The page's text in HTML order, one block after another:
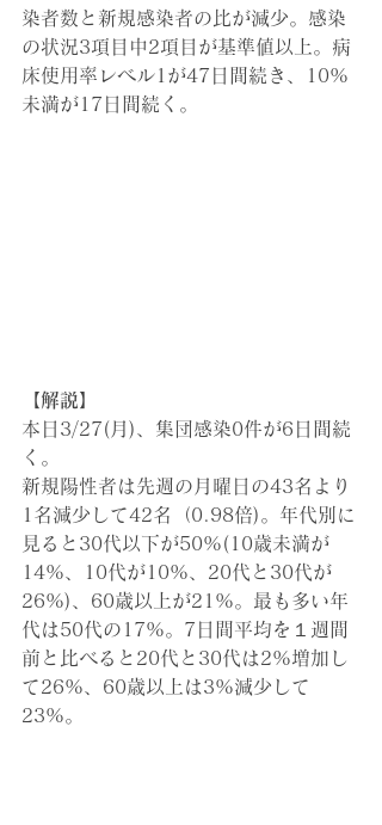
染者数と新規感染者の比が減少。感染
の状況3項目中2項目が基準値以上。病
床使用率レベル1が47日間続き、10%
未満が17日間続く。
【解説】
本日3/27(月)
、集団感染0件が6日間続
く。
新規陽性者は先週の月曜日の43名より
1名減少して42名（0.98倍)。年代別に
見ると30代以下が50%(10歳未満が
14%、10代が10%、20代と30代が
26%)、60歳以上が21%。最も多い年
代は50代の17%。7日間平均を１週間
前と比べると20代と30代は2%増加し
て26%、60歳以上は3%減少して
23%。